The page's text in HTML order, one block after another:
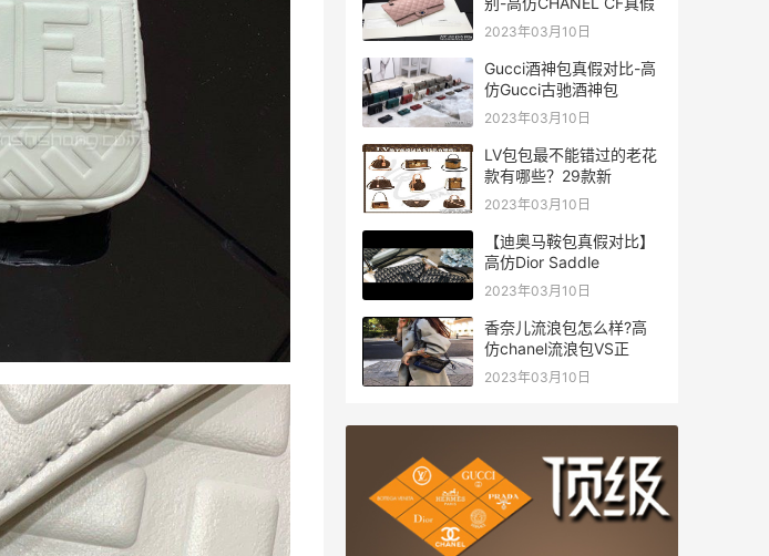
2023年03月10日
Gucci酒神包真假对比-高
仿Gucci古驰酒神包
2023年03月10日
LV包包最不能错过的老花
款有哪些？29款新
2023年03月10日
【迪奥马鞍包真假对比】
高仿Dior Saddle
2023年03月10日
香奈儿流浪包怎么样?高
仿chanel流浪包VS正
2023年03月10日